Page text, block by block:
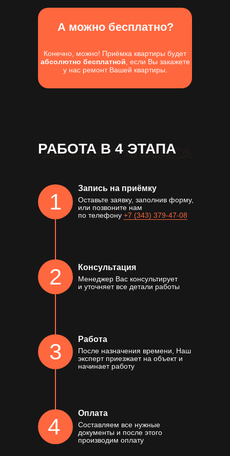
Конечно, можно! Приёмка квартиры будет
абсолютно бесплатной , если Вы закажете
у нас ремонт Вашей квартиры.
А можно бесплатно?
РАБОТА В 4 ЭТАПА
3
После назначения времени, Наш
эксперт приезжает на объект и
начинает работу
Работа
Составляем все нужные
документы и после этого
производим оплату
Оплата
1
Оставьте заявку, заполнив форму,
или позвоните нам
по телефону +7 (343) 379-47-08
Запись на приёмку
Консультация
Менеджер Вас консультирует
и уточняет все детали работы
2
4